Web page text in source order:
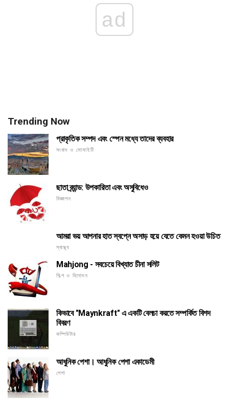
ad
Trending Now
প্রাকৃতিক সম্পদ এবং স্পেন মধ্যে তাদের ব্যবহার
সংবাদ ও সোসাইটি
ছাতা ব্র্যান্ড: উপকারিতা এবং অসুবিধেও
বিজ্ঞাপন
আমরা ভয় আপনার হাত স্বপ্নে অসাড় হয়ে যেতে কেমন হওয়া উচিত
স্বাস্থ্য
Mahjong - সবচেয়ে বিখ্যাত চীনা সলিট
শিল্প ও বিনোদন
কিভাবে "Maynkraft" এ একটি বেলচা করতে সম্পর্কিত বিশদ
বিবরণ
কম্পিউটার
আধুনিক পেশা। আধুনিক পেশা একাডেমী
পেশা